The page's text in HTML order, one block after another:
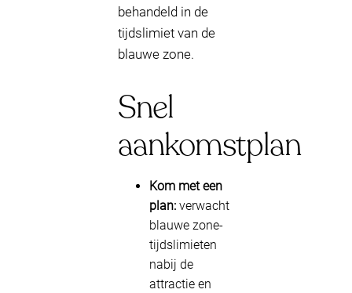
behandeld in de
tijdslimiet van de
blauwe zone.
Snel
aankomstplan
Kom met een
plan: verwacht
blauwe zone-
tijdslimieten
nabij de
attractie en